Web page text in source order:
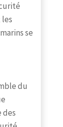
les
se
du
des